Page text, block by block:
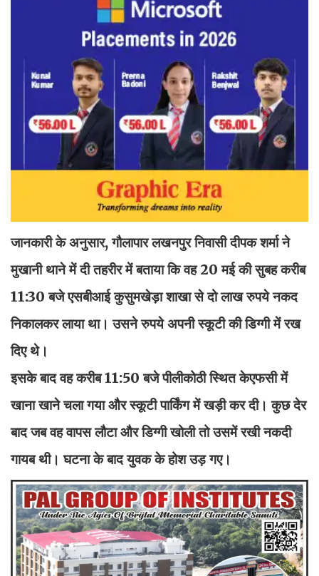
जानकारी के अनुसार, गौलापार लखनपुर निवासी दीपक शर्मा ने
मुखानी थाने में दी तहरीर में बताया कि वह 20 मई की सुबह करीब
11:30 बजे एसबीआई कुसुमखेड़ा शाखा से दो लाख रुपये नकद
निकालकर लाया था। उसने रुपये अपनी स्कूटी की डिग्गी में रख
दिए थे।
इसके बाद वह करीब 11:50 बजे पीलीकोठी स्थित केएफसी में
खाना खाने चला गया और स्कूटी पार्किंग में खड़ी कर दी। कुछ देर
बाद जब वह वापस लौटा और डिग्गी खोली तो उसमें रखी नकदी
गायब थी। घटना के बाद युवक के होश उड़ गए।